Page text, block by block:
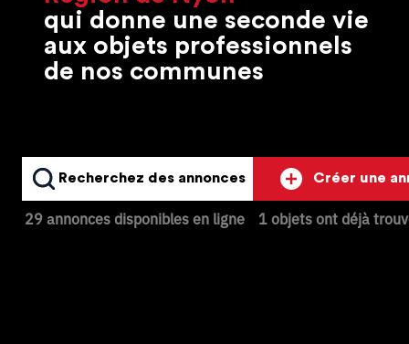
qui donne une seconde vie
aux objets professionnels
de nos communes
Recherchez des annonces
29 annonces disponibles en ligne
Créer une
1 objets ont déjà